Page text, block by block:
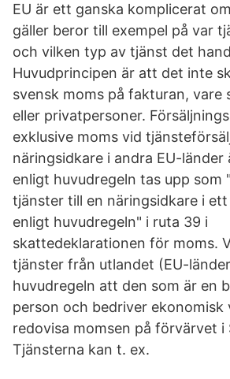
EU är ett ganska komplicerat
gäller beror till exempel på var
och vilken typ av tjänst det
Huvudprincipen är att det inte
svensk moms på fakturan, vare
eller privatpersoner.
exklusive moms vid
näringsidkare i andra EU-länder
enligt huvudregeln tas upp som
tjänster till en näringsidkare i
enligt huvudregeln" i ruta 39 i
skattedeklarationen för moms.
tjänster från utlandet (EU-
huvudregeln att den som är en
person och bedriver ekonomisk
redovisa momsen på förvärvet i
Tjänsterna kan t. ex.